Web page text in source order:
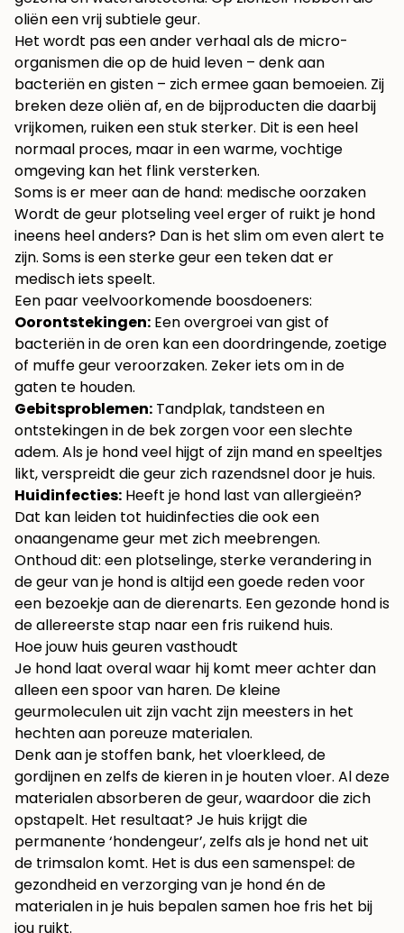
oliën een vrij subtiele geur.
Het wordt pas een ander verhaal als de micro-
organismen die op de huid leven – denk aan
bacteriën en gisten – zich ermee gaan bemoeien. Zij
breken deze oliën af, en de bijproducten die daarbij
vrijkomen, ruiken een stuk sterker. Dit is een heel
normaal proces, maar in een warme, vochtige
omgeving kan het flink versterken.
Soms is er meer aan de hand: medische oorzaken
Wordt de geur plotseling veel erger of ruikt je hond
ineens heel anders? Dan is het slim om even alert te
zijn. Soms is een sterke geur een teken dat er
medisch iets speelt.
Een paar veelvoorkomende boosdoeners:
Oorontstekingen: Een overgroei van gist of
bacteriën in de oren kan een doordringende, zoetige
of muffe geur veroorzaken. Zeker iets om in de
gaten te houden.
Gebitsproblemen: Tandplak, tandsteen en
ontstekingen in de bek zorgen voor een slechte
adem. Als je hond veel hijgt of zijn mand en speeltjes
likt, verspreidt die geur zich razendsnel door je huis.
Huidinfecties: Heeft je hond last van allergieën?
Dat kan leiden tot huidinfecties die ook een
onaangename geur met zich meebrengen.
Onthoud dit: een plotselinge, sterke verandering in
de geur van je hond is altijd een goede reden voor
een bezoekje aan de dierenarts. Een gezonde hond is
de allereerste stap naar een fris ruikend huis.
Hoe jouw huis geuren vasthoudt
Je hond laat overal waar hij komt meer achter dan
alleen een spoor van haren. De kleine
geurmoleculen uit zijn vacht zijn meesters in het
hechten aan poreuze materialen.
Denk aan je stoffen bank, het vloerkleed, de
gordijnen en zelfs de kieren in je houten vloer. Al deze
materialen absorberen de geur, waardoor die zich
opstapelt. Het resultaat? Je huis krijgt die
permanente ‘hondengeur’, zelfs als je hond net uit
de trimsalon komt. Het is dus een samenspel: de
gezondheid en verzorgingvan je hond én de
materialen in je huis bepalen samen hoe fris het bij
jou ruikt.